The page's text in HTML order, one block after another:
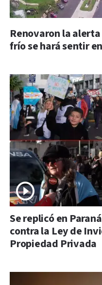
Renovaron la
frío se hará sentir
Se replicó en
contra la Ley de
Propiedad Privada